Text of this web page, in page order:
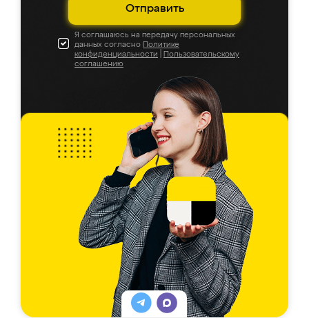
Отправить
Я соглашаюсь на передачу персональных
данных согласно Политике
конфиденциальности
Пользовательскому
соглашению